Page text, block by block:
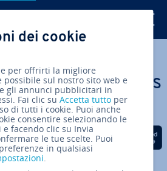
: comment
avec précision les
flottante ?
Condividi via Facebook
Condividi via Twitter
Condividi via
dei cookie
per offrirti la migliore
possibile sul nostro sito web e
gli annunci pubblicitari in
Fai clic suAccetta tutto per
di tutti i cookie. Puoi anche
consentire selezionando le
facendo clic su Invia
le tue scelte. Puoi
in qualsiasi
.